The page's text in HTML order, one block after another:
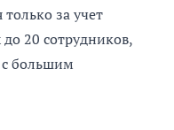
за учет
20 сотрудников,
большим